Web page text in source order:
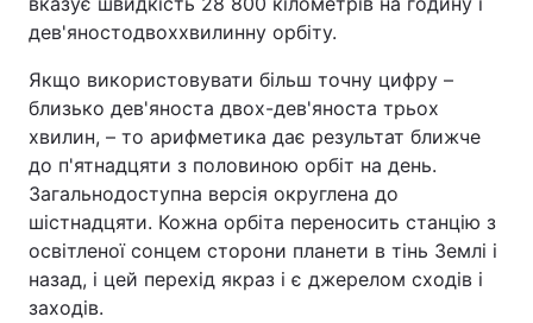
дев'яностодвоххвилинну орбіту.
Якщо використовувати більш точну цифру –
близько дев'яноста двох-дев'яноста трьох
хвилин, – то арифметика дає результат ближче
до п'ятнадцяти з половиною орбіт на день.
Загальнодоступна версія округлена до
шістнадцяти. Кожна орбіта переносить станцію з
освітленої сонцем сторони планети в тінь Землі і
назад, і цей перехід якраз і є джерелом сходів і
заходів.